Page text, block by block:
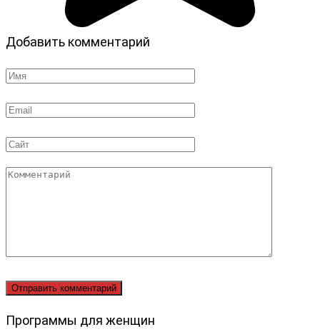
Добавить комментарий
Имя
Email
Сайт
Комментарий
Программы для женщин